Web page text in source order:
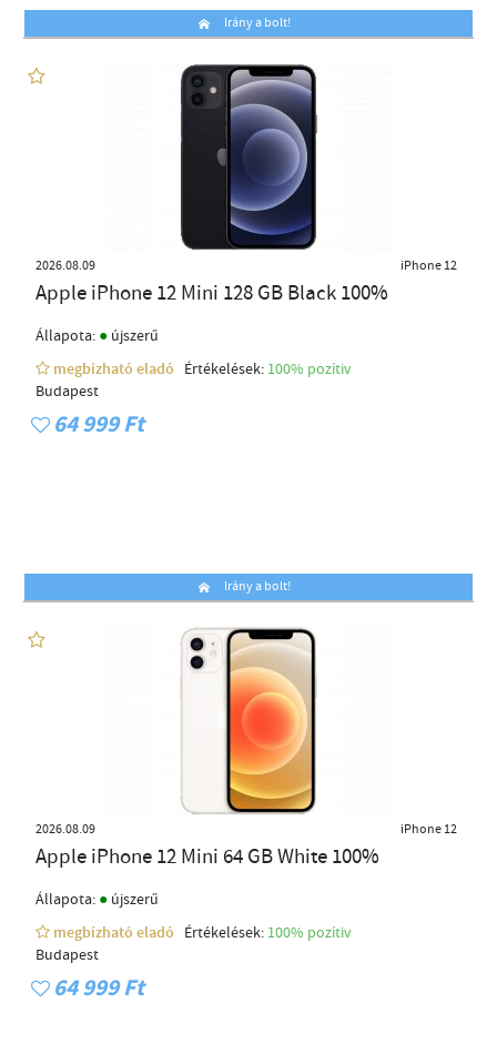
Irány a bolt!
2026.08.09 iPhone 12
Apple iPhone 12 Mini 128 GB Black 100%
Állapota: ● újszerű
megbízható eladó
Értékelések: 100% pozítiv
Budapest
64 999 Ft
Irány a bolt!
2026.08.09 iPhone 12
Apple iPhone 12 Mini 64 GB White 100%
Állapota: ● újszerű
megbízható eladó
Értékelések: 100% pozítiv
Budapest
64 999 Ft